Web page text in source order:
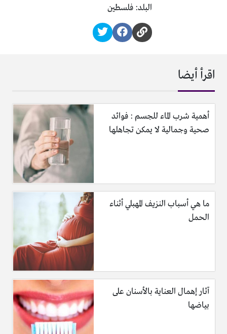
البلد: فلسطين
اقرأ أيضا
أهمية شرب الماء للجسم : فوائد
صحية وجمالية لا يمكن تجاهلها
ما هي أسباب النزيف المهبلي أثناء
الحمل
آثار إهمال العناية بالأسنان على
بياضها